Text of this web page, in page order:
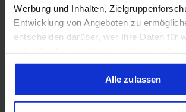
Werbung und Inhalten,
Entwicklung von Angeboten zu
entscheiden darüber, wer Ihre Daten für
Cookie-Erklärung oder durch Klicken
Trigger Symbol ändern oder widerrufen
Alle zulassen
Vergleichen
Gewinne einen MSI Gaming PC